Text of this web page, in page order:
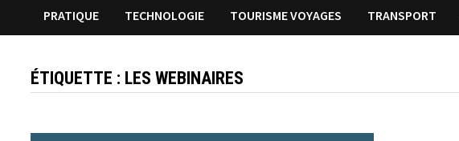
PRATIQUE TECHNOLOGIE TOURISME VOYAGES TRANSPORT
ÉTIQUETTE : LES WEBINAIRES